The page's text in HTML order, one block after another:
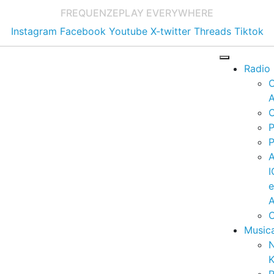
FREQUENZEPLAY EVERYWHERE
Instagram Facebook Youtube X-twitter Threads Tiktok
Radio
e